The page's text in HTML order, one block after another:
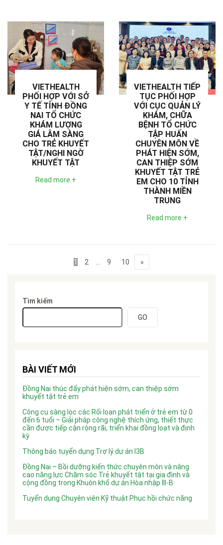
VIETHEALTH
PHỐI HỢP VỚI SỞ
Y TẾ TỈNH ĐỒNG
NAI TỔ CHỨC
KHÁM LƯỢNG
GIÁ LÂM SÀNG
CHO TRẺ KHUYẾT
TẬT/NGHI NGỜ
KHUYẾT TẬT
Read more +
VIETHEALTH TIẾP
TỤC PHỐI HỢP
VỚI CỤC QUẢN LÝ
KHÁM, CHỮA
BỆNH TỔ CHỨC
TẬP HUẤN
CHUYÊN MÔN VỀ
PHÁT HIỆN SỚM,
CAN THIỆP SỚM
KHUYẾT TẬT TRẺ
EM CHO 10 TỈNH
THÀNH MIỀN
TRUNG
Read more +
1 2 9 10 »
Tìm kiếm
GO
BÀI VIẾT MỚI
Đồng Nai thúc đẩy phát hiện sớm, can thiệp sớm
khuyết tật trẻ em
Công cụ sàng lọc các Rối loạn phát triển ở trẻ em từ 0
đến 6 tuổi – Giải pháp công nghệ thích ứng, thiết thực
cần được tiếp cận rộng rãi, triển khai đồng loạt và định
kỳ
Thông báo tuyển dụng Trợ lý dự án I3B
Đồng Nai – Bồi dưỡng kiến thức chuyên môn và nâng
cao năng lực Chăm sóc Trẻ khuyết tật tại gia đình và
cộng đồng trong Khuôn khổ dự án Hòa nhập III-B
Tuyển dụng Chuyên viên Kỹ thuật Phục hồi chức năng